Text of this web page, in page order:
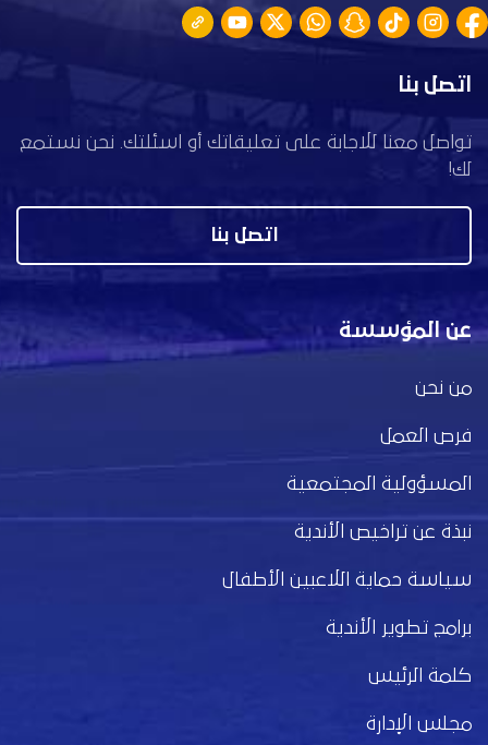
اتصل بنا
تواصل معنا للاجابة على تعليقاتك أو اسئلتك. نحن نستمع
لك!
اتصل بنا
عن المؤسسة
من نحن
فرص العمل
المسؤولية المجتمعية
نبذة عن تراخيص الأندية
سياسة حماية اللاعبين الأطفال
برامج تطوير الأندية
كلمة الرئيس
مجلس الإدارة